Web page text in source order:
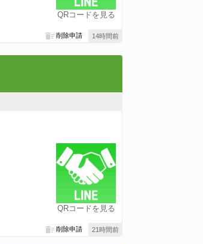
QRコードを見る
14時間前
削除申請
QRコードを見る
21時間前
削除申請